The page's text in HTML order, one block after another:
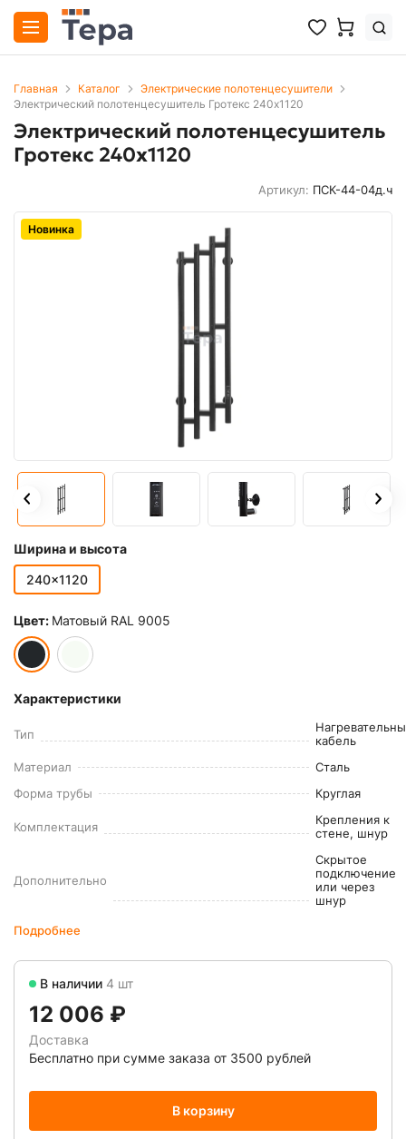
Главная Каталог
Электрические полотенцесушители
Электрический полотенцесушитель Гротекс 240х1120
Электрический полотенцесушитель
Гротекс 240х1120
Артикул: ПСК-44-04д.ч
Новинка
Ширина и высота
240x1120
Цвет: Матовый RAL 9005
Характеристики
Тип
кабель
Материал
Сталь
Форма трубы
Круглая
Комплектация
Крепления к
стене, шнур
Дополнительно
Скрытое
подключение
или через
шнур
Подробнее
В наличии 4 шт
12 006 ₽
Доставка
Бесплатно при сумме заказа от 3500 рублей
В корзину